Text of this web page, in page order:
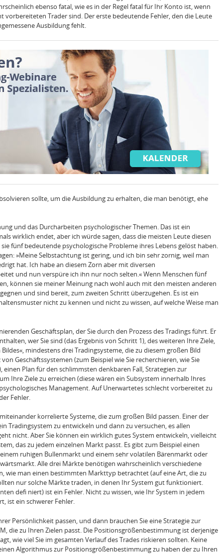
ebenso fatal, wie es in der Regel fatal für Ihr Konto ist, wenn
vorbereiteten Trader sind. Der erste bedeutende Fehler, den die Leute
Ausbildung fehlt.
sollte, um die Ausbildung zu erhalten, die man benötigt, ehe
und das Durcharbeiten psychologischer Themen. Das ist ein
wirklich endet, aber ich würde sagen, dass die meisten Leute diesen
fünf bedeutende psychologische Probleme ihres Lebens gelöst haben.
»Meine Selbstachtung ist gering, und ich bin sehr zornig, weil man
hat. Ich habe an diesem Zorn aber mit diversen
und nun verspüre ich ihn nur noch selten.« Wenn Menschen fünf
können sie meiner Meinung nach wohl auch mit den meisten anderen
und sind bereit, zum zweiten Schritt überzugehen. Es ist ein
nicht zu kennen und nicht zu wissen, auf welche Weise man
Geschäftsplan, der Sie durch den Prozess des Tradings führt. Er
wer Sie sind (das Ergebnis von Schritt 1), des weiteren Ihre Ziele,
mindestens drei Tradingsysteme, die zu diesem großen Bild
Geschäftssystemen (zum Beispiel wie Sie recherchieren, wie Sie
einen Plan für den schlimmsten denkbaren Fall, Strategien zur
Ihre Ziele zu erreichen (diese wären ein Subsystem innerhalb Ihres
Management. Auf Unerwartetes schlecht vorbereitet zu
Fehler.
korrelierte Systeme, die zum großen Bild passen. Einer der
Tradingsystem zu entwickeln und dann zu versuchen, es allen
nicht. Aber Sie können ein wirklich gutes System entwickeln, vielleicht
das zu jedem einzelnen Markt passt. Es gibt zum Beispiel einen
ruhigen Bullenmarkt und einem sehr volatilen Bärenmarkt oder
Alle drei Märkte benötigen wahrscheinlich verschiedene
wie man einen bestimmten Markttyp betrachtet (auf eine Art, die zu
nur solche Märkte traden, in denen Ihr System gut funktioniert.
defi niert) ist ein Fehler. Nicht zu wissen, wie Ihr System in jedem
ist ein schwerer Fehler.
Persönlichkeit passen, und dann brauchen Sie eine Strategie zur
die zu Ihren Zielen passt. Die Positionsgrößenbestimmung ist derjenige
wie viel Sie im gesamten Verlauf des Trades riskieren sollten. Keine
Algorithmus zur Positionsgrößenbestimmung zu haben der zu Ihren